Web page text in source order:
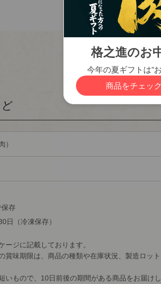
のしの指定
(必
）
存
日（冷凍保存）
ージに記載しております。
賞味期限は、商品の種類や在庫状況、製造ロット
いもので、10日前後の期間がある商品をお届けし